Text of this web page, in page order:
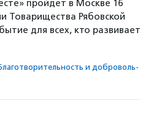
пройдет в Москве 16
Товарищества Рябовской
для всех, кто развивает
и доброволь­